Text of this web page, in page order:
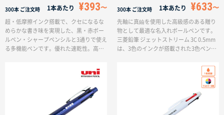
300本 ご注文時 1本あたり ¥393
超・低摩擦インク搭載で、クセになるな
めらかな書き味を実現した、黒・赤ボー
ルペン・シャープペンシルと3通りで使え
る多機能ペンです。優れた速乾性。高い
名入れしやすい白軸の商品だから、ロ
ープンキャンパスや店舗の来場記念に実
用性のあるボールペンをお探しの方にぴ
ったりの名入れボールペンです。
300本 ご注文時 1本あたり ¥633
先軸に真鍮を使用した高級感のある贈り
物として最適な名入れボールペンです。
三菱鉛筆 ジェットストリーム 3C 0.5mm
は、3色のインクが搭載された3色ペン。
い筆記抵抗でなめらかな書き味が実現し
ました。手帳やノートへの筆記に最適な
ノック式多色ペンだから、どんな方にも
喜ばれます。卒業記念や入社記念などの
贈り物として、オリジナルボールペンを
お作りいただけます。